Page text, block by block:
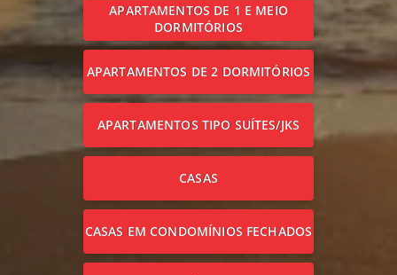
APARTAMENTOS DE 1 E MEIO
DORMITÓRIOS
APARTAMENTOS DE 2 DORMITÓRIOS
APARTAMENTOS TIPO SUÍTES/JKS
CASAS
CASAS EM CONDOMÍNIOS FECHADOS